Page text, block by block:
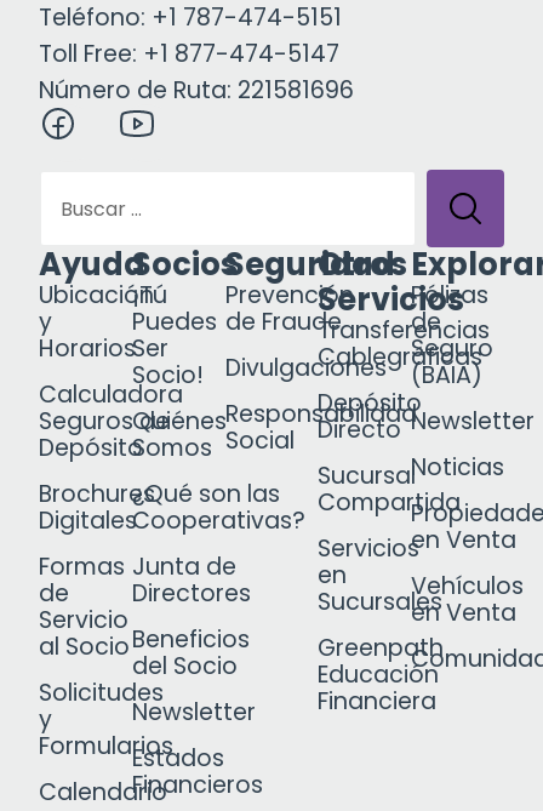
Teléfono: +1 787-474-5151
Toll Free: +1 877-474-5147
Número de Ruta: 221581696
Ayuda
Ubicación
y
Horarios
Calculadora
Seguros de
Depósito
Brochures
Digitales
Formas
de
Servicio
al Socio
Solicitudes
y
Formularios
Calendario
Socios
¡Tú
Puedes
Ser
Socio!
Quiénes
Somos
¿Qué son las
Cooperativas?
Junta de
Directores
Beneficios
del Socio
Newsletter
Estados
Financieros
Seguridad
Prevención
de Fraude
Divulgaciones
Responsabilidad
Social
Otros
Servicios
Transferencias
Cablegráficas
Depósito
Directo
Sucursal
Compartida
Servicios
en
Sucursales
Greenpath
Educación
Financiera
Pólizas
de
Seguro
(BAIA)
Newsletter
Noticias
en Venta
Vehículos
en Venta